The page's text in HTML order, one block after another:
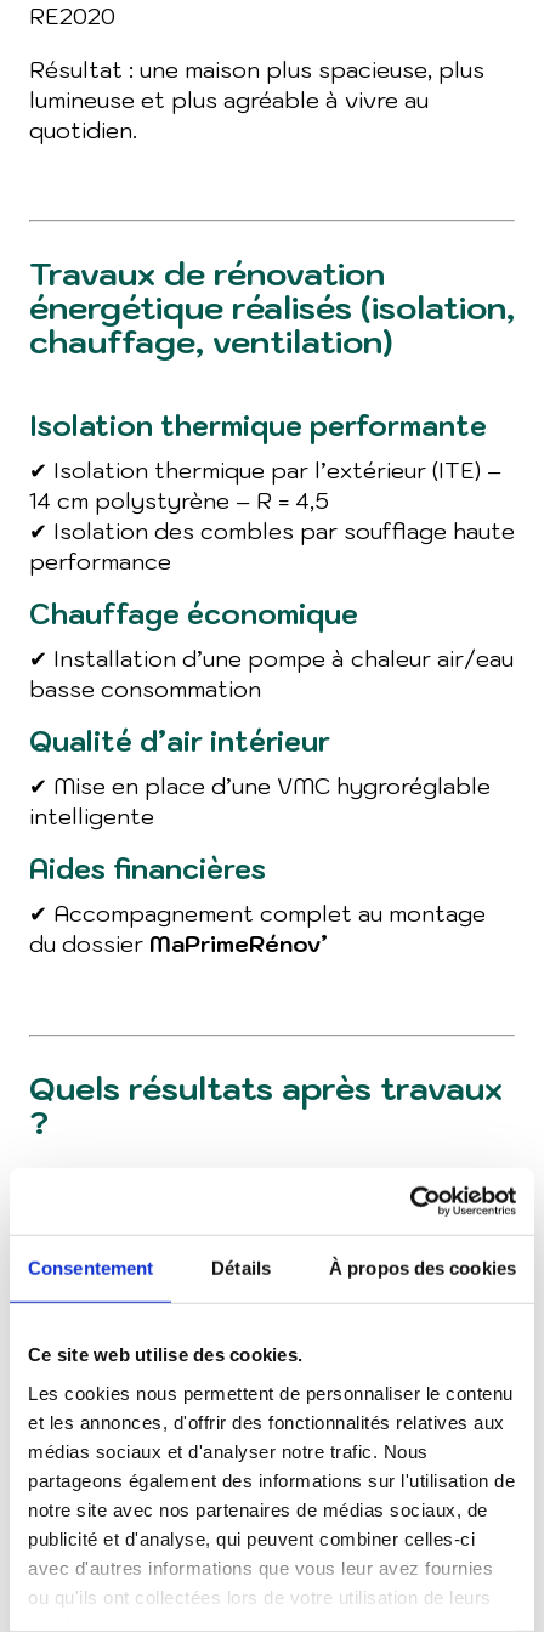
Consentement Détails À propos des cookies
Ce site web utilise des cookies.
Les cookies nous permettent de personnaliser le contenu
et les annonces, d'offrir des fonctionnalités relatives aux
médias sociaux et d'analyser notre trafic. Nous
partageons également des informations sur l'utilisation de
notre site avec nos partenaires de médias sociaux, de
publicité et d'analyse, qui peuvent combiner celles-ci
avec d'autres informations que vous leur avez fournies
ou qu'ils ont collectées lors de votre utilisation de leurs
Rénovation
RE2020
Résultat : une maison plus spacieuse, plus
lumineuse et plus agréable à vivre au
quotidien.
Travaux de rénovation
énergétique réalisés (isolation,
chauffage, ventilation)
Isolation thermique performante
✔ Isolation thermique par l’extérieur (ITE) –
14 cm polystyrène – R = 4,5
✔ Isolation des combles par soufflage haute
performance
Chauffage économique
✔ Installation d’une pompe à chaleur air/eau
basse consommation
Qualité d’air intérieur
✔ Mise en place d’une VMC hygroréglable
intelligente
Aides financières
✔ Accompagnement complet au montage
du dossier MaPrimeRénov’
Quels résultats après travaux
?
rénovation énergétique
globale près de Nancy, les clients
bénéficient de :
✅ Température stable été comme hiver
✅ Disparition des parois froides
✅ Maison plus silencieuse et confortable
✅ Valorisation immobilière importante
✅ +100 m² habitables supplémentaires